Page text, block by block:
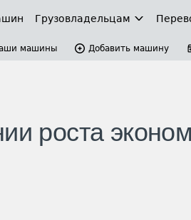
Грузовладельцам
машины Добавить машину
роста